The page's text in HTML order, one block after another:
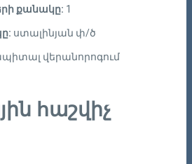
քանակը: 1
ստալինյան փ/ծ
վերանորոգում
հաշվիչ